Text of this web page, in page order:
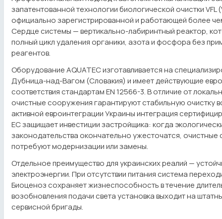
запатентованной технологии биологической очистки
официально зарегистрированной и работающей более
Сердце системы — вертикально-лабиринтный реактор,
полный цикл удаления органики, азота и фосфора без
реагентов.
Оборудование AQUATEC изготавливается на
Дубница-над-Вагом (Словакия) и имеет действующие
соответствия стандартам EN 12566-3. В отличие от
очистные сооружения гарантируют стабильную очистку
активной евроинтеграции Украины интеграция
ЕС защищает инвестиции застройщика: когда
законодательства окончательно ужесточатся, очистные
потребуют модернизации или замены.
Отдельное преимущество для украинских реалий —
электроэнергии. При отсутствии питания система
Биоценоз сохраняет жизнеспособность в течение
возобновления подачи света установка выходит на
сервисной бригады.